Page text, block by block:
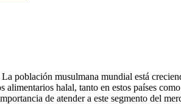
población musulmana mundial está
halal, tanto en estos países
de atender a este segmento del